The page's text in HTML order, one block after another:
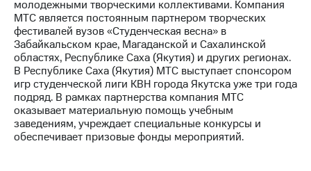
управление
Корпоративный
секретарь
Раскрытие
информации
Информация
акционерам
Документы
ПАО
"МТС"
молодежными творческими коллективами. Компания
МТС является постоянным партнером творческих
фестивалей вузов «Студенческая весна» в
Забайкальском крае, Магаданской и Сахалинской
областях, Республике Саха (Якутия) и других регионах.
В Республике Саха (Якутия) МТС выступает спонсором
игр студенческой лиги КВН города Якутска уже три года
подряд. В рамках партнерства компания МТС
оказывает материальную помощь учебным
заведениям, учреждает специальные конкурсы и
обеспечивает призовые фонды мероприятий.